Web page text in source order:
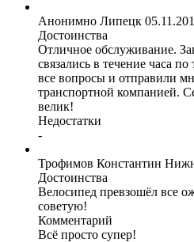
Анонимно Липецк
Достоинства
Отличное обслуживание.
связались в течение часа
все вопросы и отправили
транспортной компанией.
велик!
Недостатки
-
Трофимов Константин
Достоинства
Велосипед превзошёл все
советую!
Комментарий
Всё просто супер!